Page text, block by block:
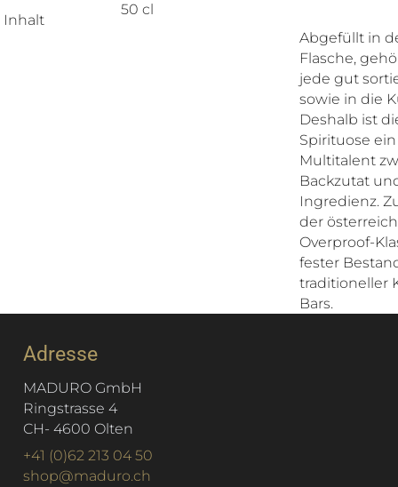
Inhalt
50 cl
Abgefüllt in
Flasche,
jede gut
sowie in die
Deshalb ist
Spirituose
Multitalent
Backzutat
Ingredienz.
der
Overproof-
fester
traditioneller
Bars.
Adresse
MADURO GmbH
Ringstrasse 4
CH- 4600 Olten
+41 (0)62 213 04 50
shop@maduro.ch